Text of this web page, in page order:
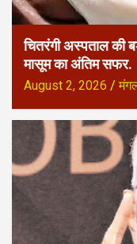
चितरंगी अस्पताल की
मासूम का अंतिम सफर.
August 2, 2026